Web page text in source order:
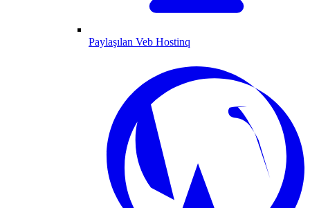
Paylaşılan Veb Hostinq